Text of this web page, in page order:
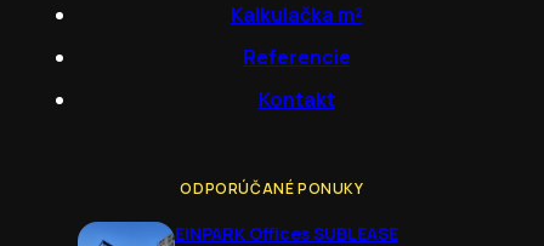
Kalkulačka m²
Referencie
Kontakt
ODPORÚČANÉ PONUKY
EINPARK Offices SUBLEASE